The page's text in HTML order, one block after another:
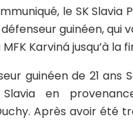
le SK Slavia
défenseur guinéen, qui
Karviná jusqu’à la
guinéen de 21 ans
en
Après avoir été